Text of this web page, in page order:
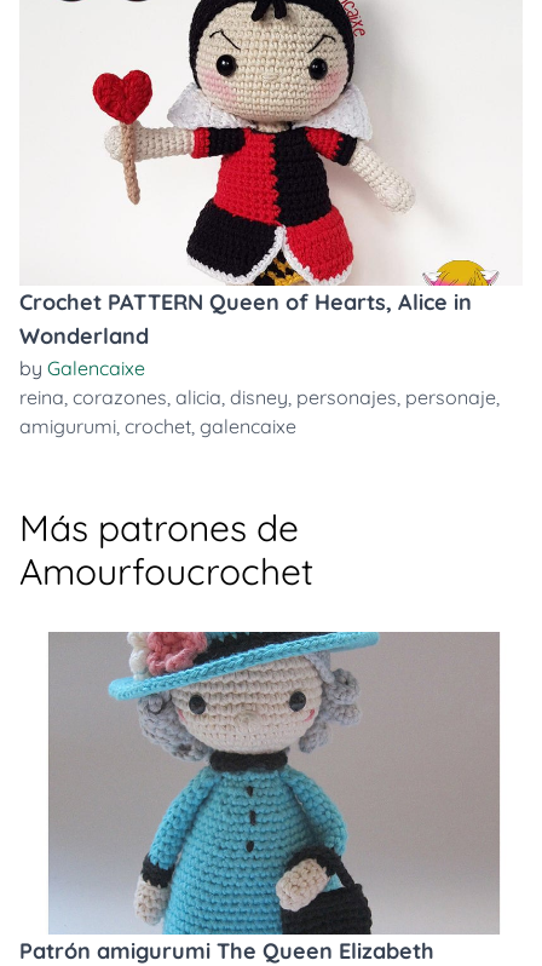
Crochet PATTERN Queen of Hearts, Alice in
Wonderland
by Galencaixe
reina, corazones, alicia, disney, personajes, personaje,
amigurumi, crochet, galencaixe
Más patrones de
Amourfoucrochet
Patrón amigurumi The Queen Elizabeth